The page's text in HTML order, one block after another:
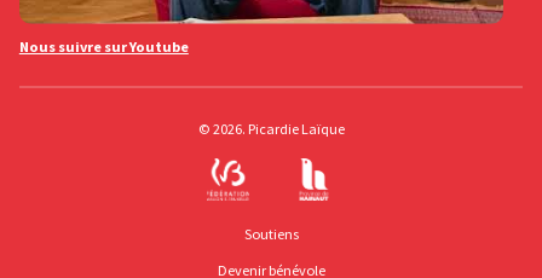
Nous suivre sur Youtube
© 2026. Picardie Laïque
Soutiens
Devenir bénévole